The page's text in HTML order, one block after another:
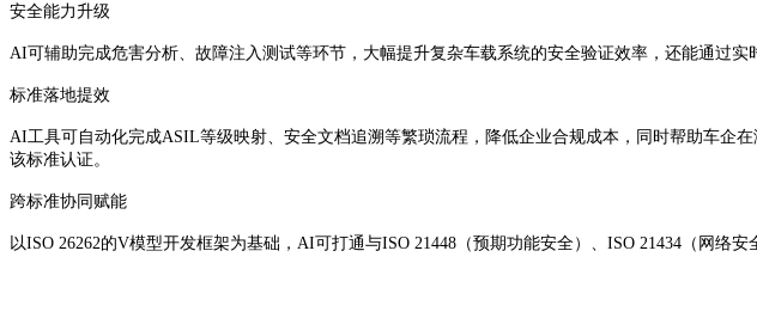
安全能力升级‌
AI可辅助完成危害分析、故障注入测试等环节，大幅提升复杂车载系统的安全验证效率，还能通过
标准落地提效‌
AI工具可自动化完成ASIL等级映射、安全文档追溯等繁琐流程，降低企业合规成本，同时帮助车企
该标准认证。
跨标准协同赋能‌
以ISO 26262的V模型开发框架为基础，AI可打通与ISO 21448（预期功能安全）、ISO 21434（网络